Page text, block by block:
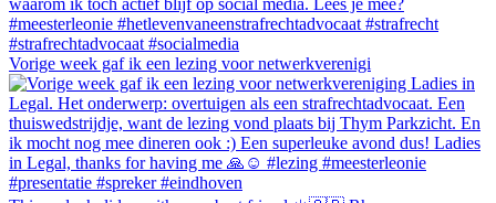
Vorige week gaf ik een lezing voor netwerkverenigi